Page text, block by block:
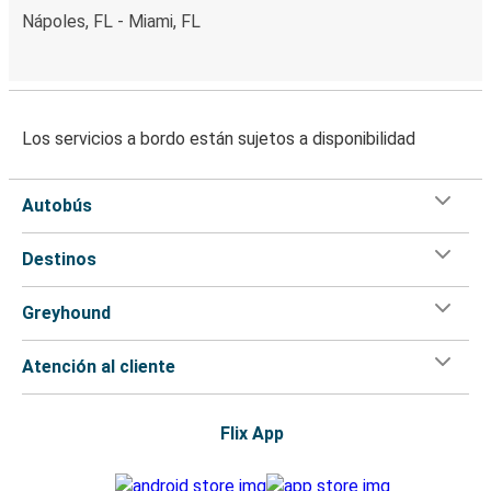
Nápoles, FL - Miami, FL
Los servicios a bordo están sujetos a disponibilidad
Autobús
Destinos
Greyhound
Atención al cliente
Flix App